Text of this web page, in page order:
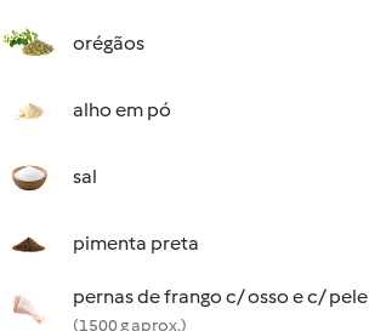
orégãos
alho em pó
sal
pimenta preta
pernas de frango c/ osso e c/ pele
(1500 g aprox.)